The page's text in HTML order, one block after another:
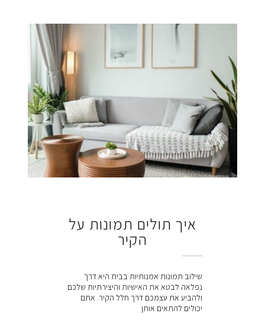
איך תולים תמונות על
הקיר
שילוב תמונות אמנותיות בבית היא דרך
נפלאה לבטא את האישיות והיצירתיות שלכם
ולהביע את עצמכם דרך חלל הקיר. אתם
יכולים להתאים אותן